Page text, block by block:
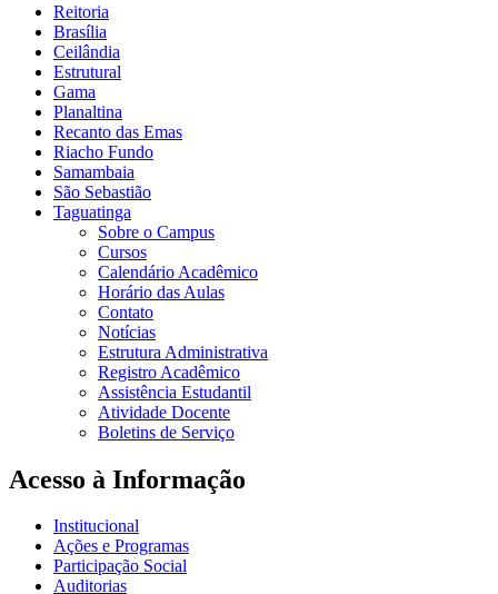
Reitoria
Brasília
Ceilândia
Estrutural
Gama
Planaltina
Recanto das Emas
Riacho Fundo
Samambaia
São Sebastião
Taguatinga
Sobre o Campus
Cursos
Calendário Acadêmico
Horário das Aulas
Contato
Notícias
Estrutura Administrativa
Registro Acadêmico
Assistência Estudantil
Atividade Docente
Boletins de Serviço
Acesso à Informação
Institucional
Ações e Programas
Participação Social
Auditorias